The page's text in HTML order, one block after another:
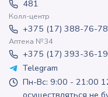
481
Колл-центр
+375 (17) 388-76-78
Аптека №34
+375 (17) 393-36-19
Telegram
Пн-Вс: 9:00 - 21:00